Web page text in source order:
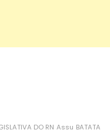
DO RN Assu BATATA